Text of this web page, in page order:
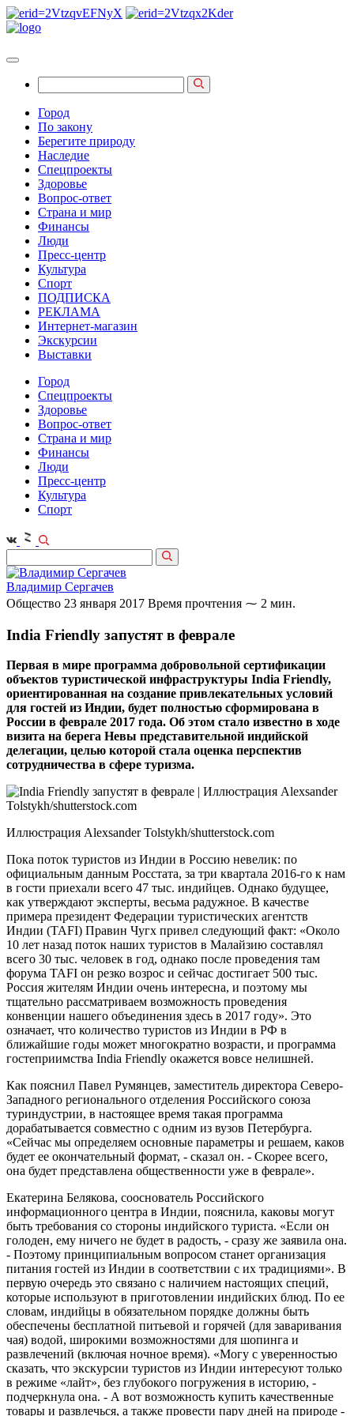
Город
По закону
Берегите природу
Наследие
Спецпроекты
Здоровье
Вопрос-ответ
Страна и мир
Финансы
Люди
Пресс-центр
Культура
Спорт
ПОДПИСКА
РЕКЛАМА
Интернет-магазин
Экскурсии
Выставки
Город
Спецпроекты
Здоровье
Вопрос-ответ
Страна и мир
Финансы
Люди
Пресс-центр
Культура
Спорт
Владимир Сергачев
Общество 23 января 2017 Время прочтения ⁓ 2 мин.
India Friendly запустят в феврале
Первая в мире программа добровольной сертификации
объектов туристической инфраструктуры India Friendly,
ориентированная на создание привлекательных условий
для гостей из Индии, будет полностью сформирована в
России в феврале 2017 года. Об этом стало известно в ходе
визита на берега Невы представительной индийской
делегации, целью которой стала оценка перспектив
сотрудничества в сфере туризма.
Иллюстрация Alexsander Tolstykh/shutterstock.com
Пока поток туристов из Индии в Россию невелик: по
официальным данным Росстата, за три квартала 2016-го к нам
в гости приехали всего 47 тыс. индийцев. Однако будущее,
как утверждают эксперты, весьма радужное. В качестве
примера президент Федерации туристических агентств
Индии (TAFI) Правин Чугх привел следующий факт: «Около
10 лет назад поток наших туристов в Малайзию составлял
всего 30 тыс. человек в год, однако после проведения там
форума TAFI он резко возрос и сейчас достигает 500 тыс.
Россия жителям Индии очень интересна, и поэтому мы
тщательно рассматриваем возможность проведения
конвенции нашего объединения здесь в 2017 году». Это
означает, что количество туристов из Индии в РФ в
ближайшие годы может многократно возрасти, и программа
гостеприимства India Friendly окажется вовсе нелишней.
Как пояснил Павел Румянцев, заместитель директора Северо-
Западного регионального отделения Российского союза
туриндустрии, в настоящее время такая программа
дорабатывается совместно с одним из вузов Петербурга.
«Сейчас мы определяем основные параметры и решаем, каков
будет ее окончательный формат, - сказал он. - Скорее всего,
она будет представлена общественности уже в феврале».
Екатерина Белякова, сооснователь Российского
информационного центра в Индии, пояснила, каковы могут
быть требования со стороны индийского туриста. «Если он
голоден, ему ничего не будет в радость, - сразу же заявила она.
- Поэтому принципиальным вопросом станет организация
питания гостей из Индии в соответствии с их традициями». В
первую очередь это связано с наличием настоящих специй,
которые используют в приготовлении индийских блюд. По ее
словам, индийцы в обязательном порядке должны быть
обеспечены бесплатной питьевой и горячей (для заваривания
чая) водой, широкими возможностями для шопинга и
развлечений (включая ночное время). «Могу с уверенностью
сказать, что экскурсии туристов из Индии интересуют только
в режиме «лайт», без глубокого погружения в историю, -
подчеркнула она. - А вот возможность купить качественные
товары и развлечься, а также провести пару дней на природе -